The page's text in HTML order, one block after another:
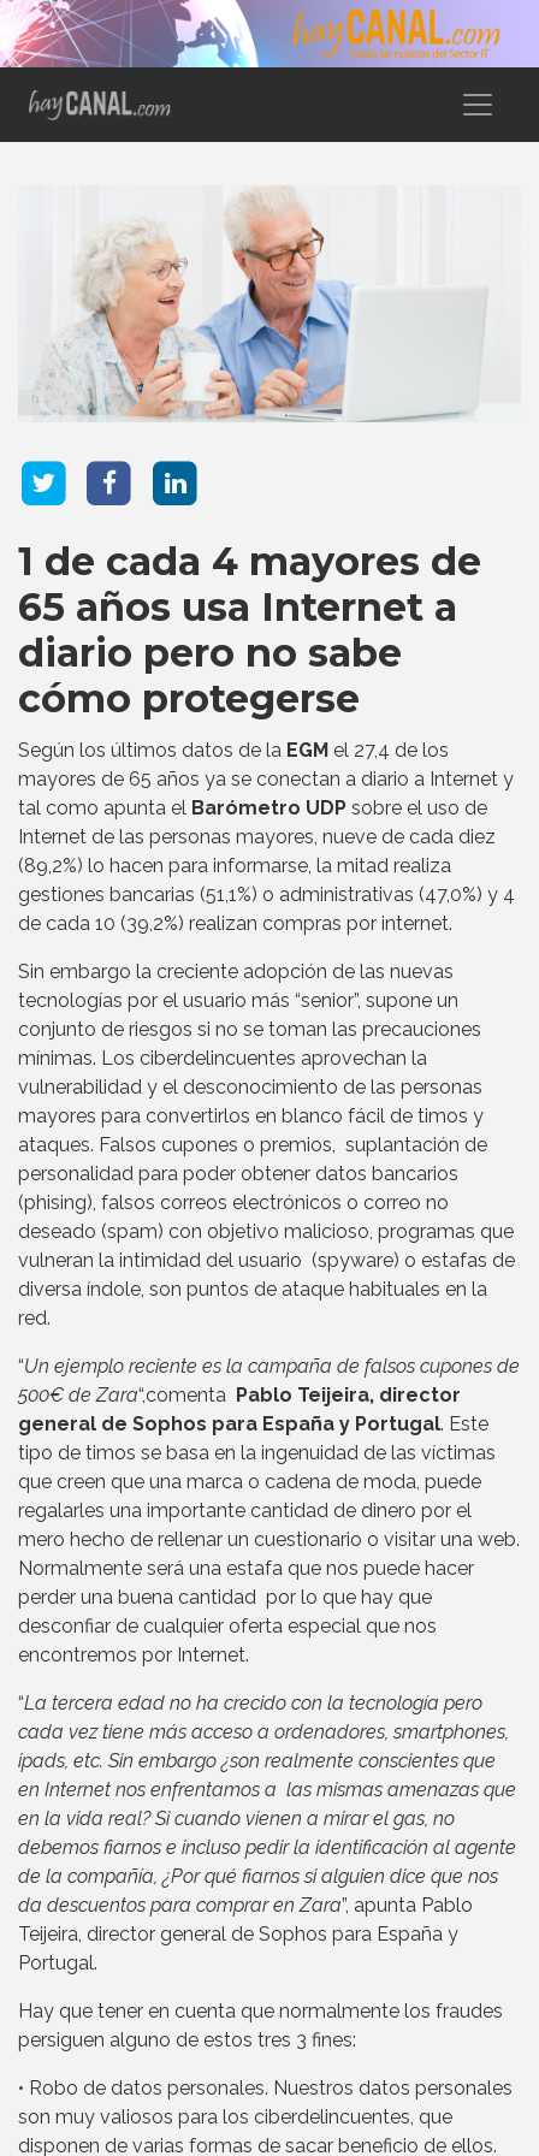
1 de cada 4 mayores de
65 años usa Internet a
diario pero no sabe
cómo protegerse
Según los últimos datos de la EGM el 27,4 de los
mayores de 65 años ya se conectan a diario a Internet y
tal como apunta el Barómetro UDP sobre el uso de
Internet de las personas mayores, nueve de cada diez
(89,2%) lo hacen para informarse, la mitad realiza
gestiones bancarias (51,1%) o administrativas (47,0%) y 4
de cada 10 (39,2%) realizan compras por internet.
Sin embargo la creciente adopción de las nuevas
tecnologías por el usuario más “senior”, supone un
conjunto de riesgos si no se toman las precauciones
mínimas. Los ciberdelincuentes aprovechan la
vulnerabilidad y el desconocimiento de las personas
mayores para convertirlos en blanco fácil de timos y
ataques. Falsos cupones o premios, suplantación de
personalidad para poder obtener datos bancarios
(phising), falsos correos electrónicos o correo no
deseado (spam) con objetivo malicioso, programas que
vulneran la intimidad del usuario (spyware) o estafas de
diversa índole, son puntos de ataque habituales en la
red.
“Un ejemplo reciente es la campaña de falsos cupones de
500€ de Zara“,comenta Pablo Teijeira, director
general de Sophos para España y Portugal. Este
tipo de timos se basa en la ingenuidad de las víctimas
que creen que una marca o cadena de moda, puede
regalarles una importante cantidad de dinero por el
mero hecho de rellenar un cuestionario o visitar una web.
Normalmente será una estafa que nos puede hacer
perder una buena cantidad por lo que hay que
desconfiar de cualquier oferta especial que nos
encontremos por Internet.
“La tercera edad no ha crecido con la tecnología pero
cada vez tiene más acceso a ordenadores, smartphones,
ipads, etc. Sin embargo ¿son realmente conscientes que
en Internet nos enfrentamos a las mismas amenazas que
en la vida real? Si cuando vienen a mirar el gas, no
debemos fiarnos e incluso pedir la identificación al agente
de la compañía, ¿Por qué fiarnos si alguien dice que nos
da descuentos para comprar en Zara”, apunta Pablo
Teijeira, director general de Sophos para España y
Portugal.
Hay que tener en cuenta que normalmente los fraudes
persiguen alguno de estos tres 3 fines:
• Robo de datos personales. Nuestros datos personales
son muy valiosos para los ciberdelincuentes, que
disponen de varias formas de sacar beneficio de ellos.